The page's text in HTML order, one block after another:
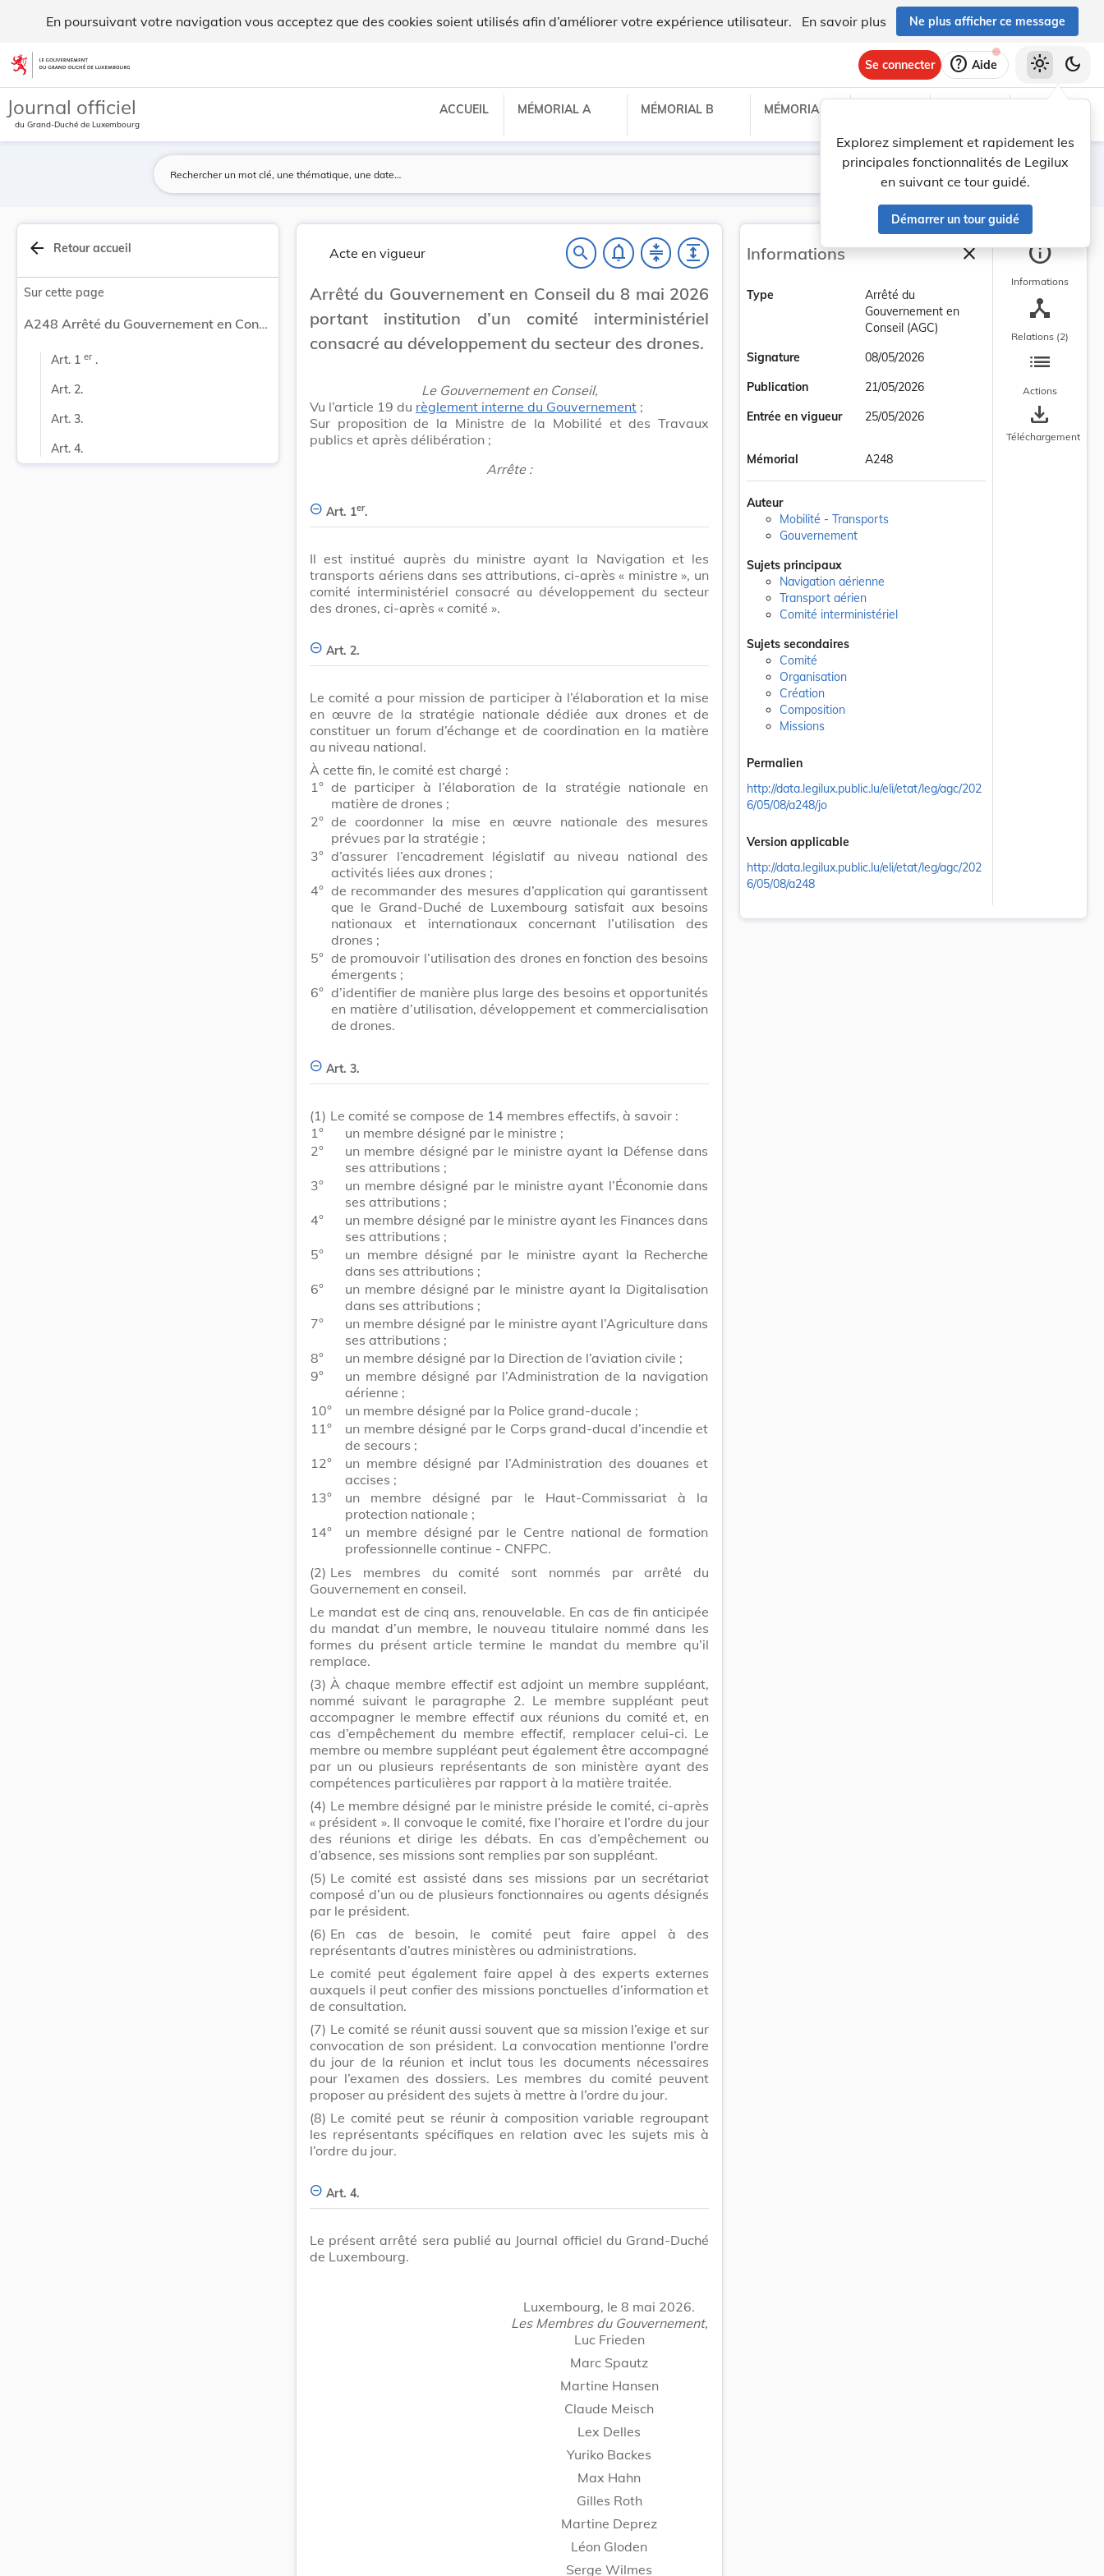
En poursuivant votre navigation vous acceptez que des cookies soient utilisés afin d’améliorer votre expérience utilisateur. En savoir plus Ne plus afficher ce message
Aller au contenu
Se connecter help Aide
Explorez simplement et rapidement les
principales fonctionnalités de Legilux
en suivant ce tour guidé.
Démarrer un tour guidé
light_mode dark_mode
Journal officiel
du Grand-Duché de Luxembourg
ACCUEIL MÉMORIAL A MÉMORIAL B MÉMORIAL C
Lancer la recherche
Filtres
arrow_back Retour accueil
Sur cette page
A248 Arrêté du Gouvernement en Conseil du 8 mai 2026 portant institution d’un comité interministériel consacré au développement du secteur des drones.
Art. 1 er .
Art. 2.
Art. 3.
Art. 4.
Acte en vigueur search notifications_none compress expand
Arrêté du Gouvernement en Conseil du 8 mai 2026
portant institution d’un comité interministériel
consacré au développement du secteur des drones.
Le Gouvernement en Conseil,
Vu l’article 19 du règlement interne du Gouvernement ;
Sur proposition de la Ministre de la Mobilité et des Travaux
publics et après délibération ;
Arrête :
Art. 1er.
Il est institué auprès du ministre ayant la Navigation et les
transports aériens dans ses attributions, ci-après « ministre », un
comité interministériel consacré au développement du secteur
des drones, ci-après « comité ».
Art. 2.
Le comité a pour mission de participer à l’élaboration et la mise
en œuvre de la stratégie nationale dédiée aux drones et de
constituer un forum d’échange et de coordination en la matière
au niveau national.
À cette fin, le comité est chargé :
1° de participer à l’élaboration de la stratégie nationale en
matière de drones ;
2° de coordonner la mise en œuvre nationale des mesures
prévues par la stratégie ;
3° d’assurer l’encadrement législatif au niveau national des
activités liées aux drones ;
4° de recommander des mesures d’application qui garantissent
que le Grand-Duché de Luxembourg satisfait aux besoins
nationaux et internationaux concernant l’utilisation des
drones ;
5° de promouvoir l’utilisation des drones en fonction des besoins
émergents ;
6° d’identifier de manière plus large des besoins et opportunités
en matière d’utilisation, développement et commercialisation
de drones.
Art. 3.
(1) Le comité se compose de 14 membres effectifs, à savoir :
1°
un membre désigné par le ministre ;
2°
un membre désigné par le ministre ayant la Défense dans
ses attributions ;
3°
un membre désigné par le ministre ayant l’Économie dans
ses attributions ;
4°
un membre désigné par le ministre ayant les Finances dans
ses attributions ;
5°
un membre désigné par le ministre ayant la Recherche
dans ses attributions ;
6°
un membre désigné par le ministre ayant la Digitalisation
dans ses attributions ;
7°
un membre désigné par le ministre ayant l’Agriculture dans
ses attributions ;
8°
un membre désigné par la Direction de l’aviation civile ;
9°
un membre désigné par l’Administration de la navigation
aérienne ;
10°
un membre désigné par la Police grand-ducale ;
11°
un membre désigné par le Corps grand-ducal d’incendie et
de secours ;
12°
un membre désigné par l’Administration des douanes et
accises ;
13°
un membre désigné par le Haut-Commissariat à la
protection nationale ;
14°
un membre désigné par le Centre national de formation
professionnelle continue - CNFPC.
(2) Les membres du comité sont nommés par arrêté du
Gouvernement en conseil.
Le mandat est de cinq ans, renouvelable. En cas de fin anticipée
du mandat d’un membre, le nouveau titulaire nommé dans les
formes du présent article termine le mandat du membre qu’il
remplace.
(3) À chaque membre effectif est adjoint un membre suppléant,
nommé suivant le paragraphe 2. Le membre suppléant peut
accompagner le membre effectif aux réunions du comité et, en
cas d’empêchement du membre effectif, remplacer celui-ci. Le
membre ou membre suppléant peut également être accompagné
par un ou plusieurs représentants de son ministère ayant des
compétences particulières par rapport à la matière traitée.
(4) Le membre désigné par le ministre préside le comité, ci-après
« président ». Il convoque le comité, fixe l’horaire et l’ordre du jour
des réunions et dirige les débats. En cas d’empêchement ou
d’absence, ses missions sont remplies par son suppléant.
(5) Le comité est assisté dans ses missions par un secrétariat
composé d’un ou de plusieurs fonctionnaires ou agents désignés
par le président.
(6) En cas de besoin, le comité peut faire appel à des
représentants d’autres ministères ou administrations.
Le comité peut également faire appel à des experts externes
auxquels il peut confier des missions ponctuelles d’information et
de consultation.
(7) Le comité se réunit aussi souvent que sa mission l’exige et sur
convocation de son président. La convocation mentionne l’ordre
du jour de la réunion et inclut tous les documents nécessaires
pour l’examen des dossiers. Les membres du comité peuvent
proposer au président des sujets à mettre à l’ordre du jour.
(8) Le comité peut se réunir à composition variable regroupant
les représentants spécifiques en relation avec les sujets mis à
l’ordre du jour.
Art. 4.
Le présent arrêté sera publié au Journal officiel du Grand-Duché
de Luxembourg.
Luxembourg, le 8 mai 2026.
Les Membres du Gouvernement,
Luc Frieden
Marc Spautz
Martine Hansen
Claude Meisch
Lex Delles
Yuriko Backes
Max Hahn
Gilles Roth
Martine Deprez
Léon Gloden
Serge Wilmes
Informations closeFermer la barre
Type
Arrêté du
Gouvernement en
Conseil (AGC)
Signature
08/05/2026
Publication
21/05/2026
Entrée en vigueur
25/05/2026
Mémorial A248
Auteur
Mobilité - Transports
Gouvernement
Sujets principaux
Navigation aérienne
Transport aérien
Comité interministériel
Sujets secondaires
Comité
Organisation
Création
Composition
Missions
Permalien
http://data.legilux.public.lu/eli/etat/leg/agc/202
6/05/08/a248/jo
Version applicable
http://data.legilux.public.lu/eli/etat/leg/agc/202
6/05/08/a248
info
Informations
device_hub
Relations (2)
list
Actions
save_alt
Téléchargement